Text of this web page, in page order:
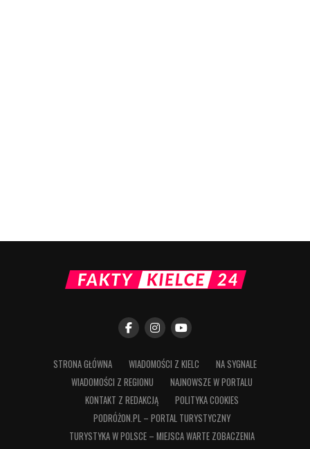
STRONA GŁÓWNA WIADOMOŚCI Z KIELC
NA SYGNALE
WIADOMOŚCI Z REGIONU
NAJNOWSZE W PORTALU
KONTAKT Z REDAKCJĄ
POLITYKA COOKIES
PODRÓŻON.PL – PORTAL TURYSTYCZNY
TURYSTYKA W POLSCE – MIEJSCA WARTE ZOBACZENIA